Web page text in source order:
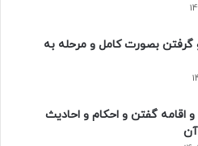
بصورت کامل و مرحله به
و اقامه گفتن و احکام و احادیث